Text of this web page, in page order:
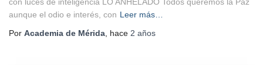
aunque el odio e interés, con Leer más…
Por Academia de Mérida , hace 2 años